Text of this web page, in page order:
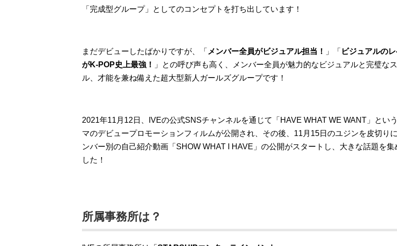
「完成型グループ」としてのコンセプトを打ち出しています！
まだデビューしたばかりですが、「 メンバー全員がビジュアル担当！ 」「 ビジュアルの
がK-POP史上最強！
」との呼び声も高く、メンバー全員が魅力的なビジュアルと完璧な
ル、才能を兼ね備えた超大型新人ガールズグループです！
2021年11月12日、IVEの公式SNSチャンネルを通じて「HAVE WHAT WE WANT」とい
マのデビュープロモーションフィルムが公開され、その後、11月15日のユジンを皮切り
ンバー別の自己紹介動画「SHOW WHAT I HAVE」の公開がスタートし、大きな話題を集
した！
所属事務所は？